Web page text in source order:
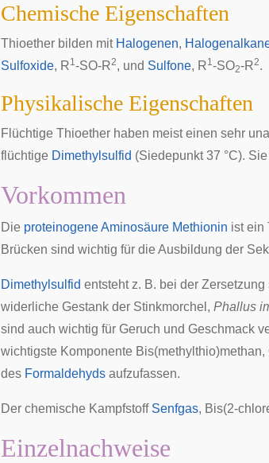
Chemische Eigenschaften
Thioether bilden mit Halogenen,
Sulfoxide, R1-SO-R2, und Sulfone, R1-SO2-R2.
Physikalische Eigenschaften
Flüchtige Thioether haben meist einen sehr
flüchtige Dimethylsulfid (Siedepunkt 37 °C).
Vorkommen
Die proteinogeneAminosäure Methionin ist ein
Brücken sind wichtig für die Ausbildung der
Dimethylsulfid entsteht z. B. bei der
widerliche Gestank der Stinkmorchel , Phallus
sind auch wichtig für Geruch und Geschmack
wichtigste Komponente Bis(methylthio)methan,
des Formaldehyds aufzufassen.
Der chemische Kampfstoff Senfgas, Bis(2-
Einzelnachweise